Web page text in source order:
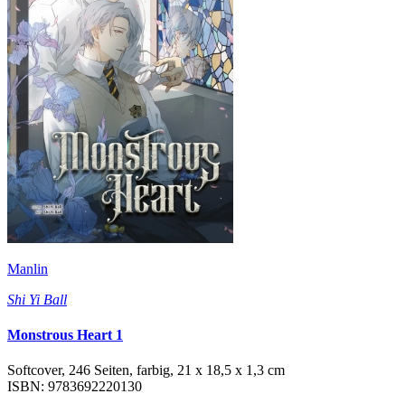
Manlin
Shi Yi Ball
Monstrous Heart 1
Softcover, 246 Seiten, farbig, 21 x 18,5 x 1,3 cm
ISBN: 9783692220130